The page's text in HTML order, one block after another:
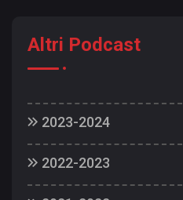
Altri Podcast
2023-2024
23/24 | 63: DomenicATorino
23/24 | 62: MangiaTO - Top
23/24 | 61: Spazio alla
2022-2023
22/23 | 129: Torino a